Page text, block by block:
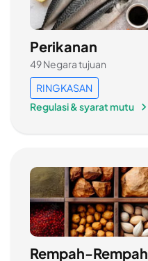
Perikanan
49 Negara tujuan
RINGKASAN
Regulasi & syarat mutu
Rempah-Rempah